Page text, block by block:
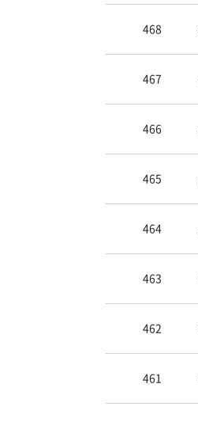
468
467
466
465
464
463
462
461